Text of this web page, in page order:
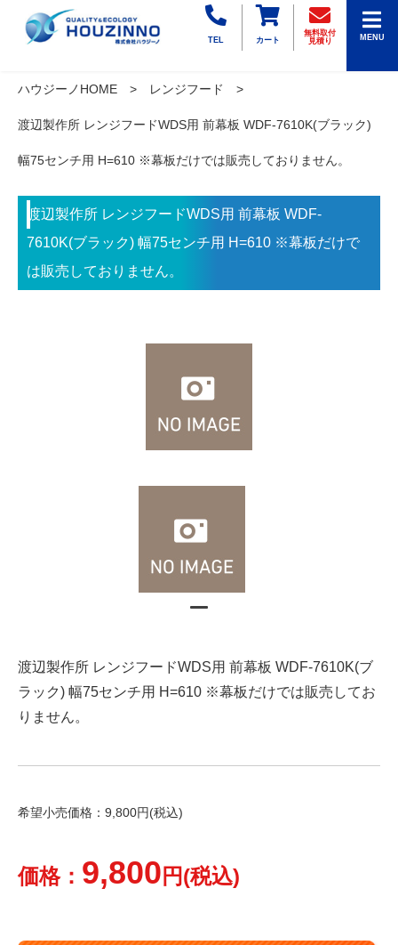
TEL カート
無料取付
見積り
MENU
ハウジーノHOME レンジフード
渡辺製作所 レンジフードWDS用 前幕板 WDF-7610K(ブラック)
幅75センチ用 H=610 ※幕板だけでは販売しておりません。
渡辺製作所 レンジフードWDS用 前幕板 WDF-
7610K(ブラック) 幅75センチ用 H=610 ※幕板だけで
は販売しておりません。
渡辺製作所 レンジフードWDS用 前幕板 WDF-7610K(ブ
ラック) 幅75センチ用 H=610 ※幕板だけでは販売してお
りません。
希望小売価格：9,800円(税込)
価格： 9,800 円(税込)